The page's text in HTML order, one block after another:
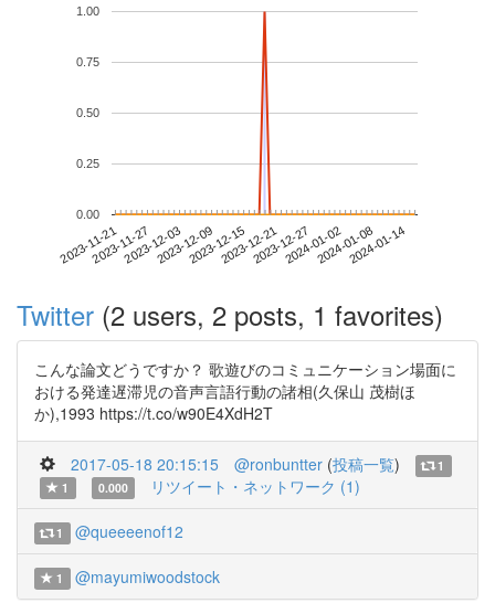
2023-11-212023-11-272023-12-032023-12-092023-12-152023-12-212023-12-272024-01-022024-01-082024-01-14
0.00
0.25
0.50
0.75
1.00
Twitter (2 users, 2 posts, 1 favorites)
こんな論文どうですか？ 歌遊びのコミュニケーション場面に
おける発達遅滞児の音声言語行動の諸相(久保山 茂樹ほ
か),1993 https://t.co/w90E4XdH2T
2017-05-18 20:15:15 @ronbuntter (投稿一覧)
1
1
0.000 リツイート・ネットワーク (1)
1 @queeeenof12
1 @mayumiwoodstock